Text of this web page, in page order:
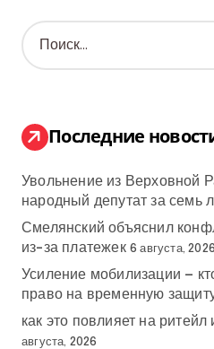
Н
а
:
Последние
Увольнение из Верховной
народный депутат за семь
Смелянский объяснил
из-за платежек 6 августа, 2026
Усиление мобилизации —
право на временную
как это повлияет на
августа, 2026